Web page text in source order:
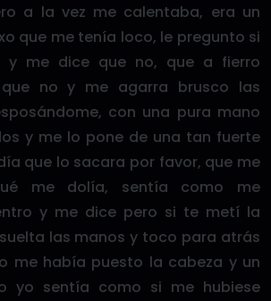
a la vez me calentaba, era un
que me tenía loco, le pregunto si
y me dice que no, que a fierro
no y me agarra brusco las
con una pura mano
y me lo pone de una tan fuerte
que lo sacara por favor, que me
me dolía, sentía como me
y me dice pero si te metí la
las manos y toco para atrás
me había puesto la cabeza y un
yo sentía como si me hubiese